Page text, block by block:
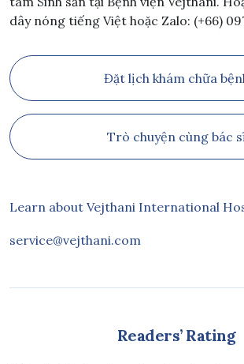
dây nóng tiếng Việt hoặc Zalo: (+66)
Đặt lịch khám chữa
Trò chuyện cùng bác
Learn about Vejthani International
service@vejthani.com
Readers’ Rating